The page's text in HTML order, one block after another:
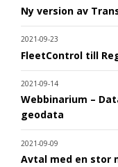
Ny version av
2021-09-23
FleetControl till
2021-09-14
Webbinarium –
geodata
2021-09-09
Avtal med en stor